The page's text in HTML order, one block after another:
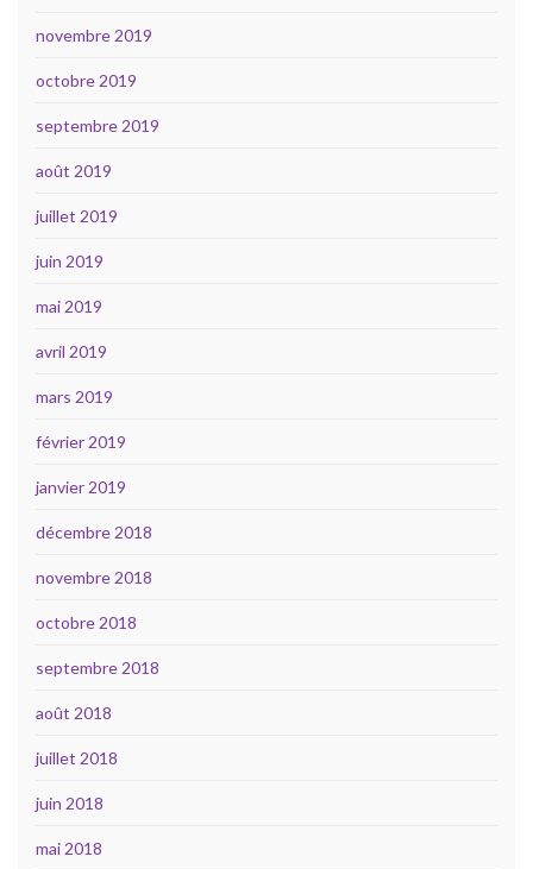
novembre 2019
octobre 2019
septembre 2019
août 2019
juillet 2019
juin 2019
mai 2019
avril 2019
mars 2019
février 2019
janvier 2019
décembre 2018
novembre 2018
octobre 2018
septembre 2018
août 2018
juillet 2018
juin 2018
mai 2018